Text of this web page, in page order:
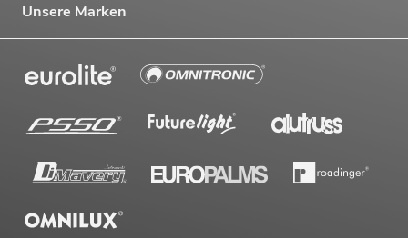
Unsere Marken